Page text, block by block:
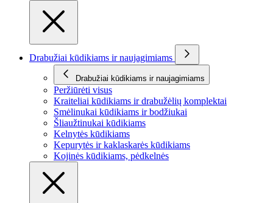
Drabužiai kūdikiams ir naujagimiams
Drabužiai kūdikiams ir naujagimiams
Peržiūrėti visus
Kraiteliai kūdikiams ir drabužėlių komplektai
Smėlinukai kūdikiams ir bodžiukai
Šliaužtinukai kūdikiams
Kelnytės kūdikiams
Kepurytės ir kaklaskarės kūdikiams
Kojinės kūdikiams, pėdkelnės